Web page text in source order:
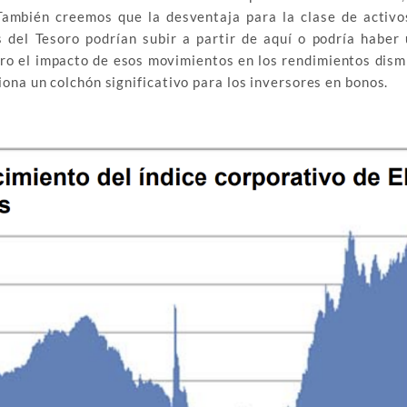
creemos que la desventaja para la clase de
Tesoro podrían subir a partir de aquí o podría haber
el impacto de esos movimientos en los rendimientos
un colchón significativo para los inversores en bonos.